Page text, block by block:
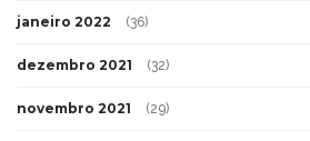
janeiro 2022 (36)
dezembro 2021 (32)
novembro 2021 (29)